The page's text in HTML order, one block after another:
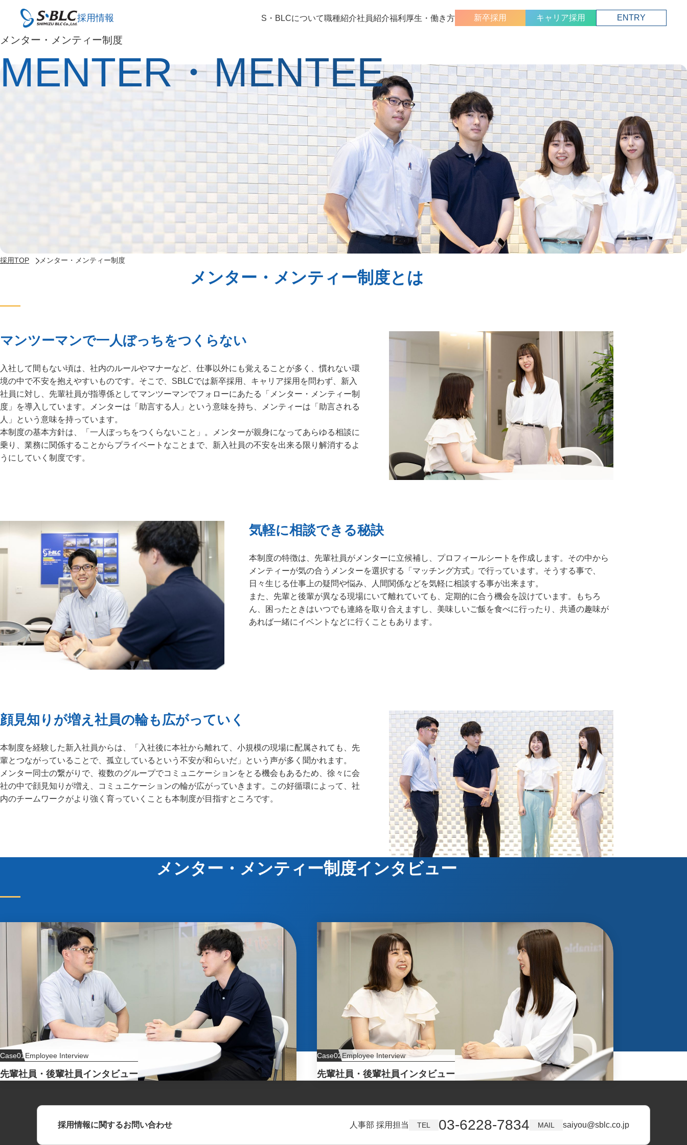
採用情報 S・BLCについて職種紹介社員紹介福利厚生・働き方 新卒採用 キャリア採用 ENTRY
メンター・メンティー制度
MENTER・MENTEE
採用TOP メンター・メンティー制度
メンター・メンティー制度とは
マンツーマンで一人ぼっちをつくらない
入社して間もない頃は、社内のルールやマナーなど、仕事以外にも覚えることが多く、慣れない環
境の中で不安を抱えやすいものです。そこで、SBLCでは新卒採用、キャリア採用を問わず、新入
社員に対し、先輩社員が指導係としてマンツーマンでフォローにあたる「メンター・メンティー制
度」を導入しています。メンターは「助言する人」という意味を持ち、メンティーは「助言される
人」という意味を持っています。
本制度の基本方針は、「一人ぼっちをつくらないこと」。メンターが親身になってあらゆる相談に
乗り、業務に関係することからプライベートなことまで、新入社員の不安を出来る限り解消するよ
うにしていく制度です。
気軽に相談できる秘訣
本制度の特徴は、先輩社員がメンターに立候補し、プロフィールシートを作成します。その中から
メンティーが気の合うメンターを選択する「マッチング方式」で行っています。そうする事で、
日々生じる仕事上の疑問や悩み、人間関係などを気軽に相談する事が出来ます。
また、先輩と後輩が異なる現場にいて離れていても、定期的に合う機会を設けています。もちろ
ん、困ったときはいつでも連絡を取り合えますし、美味しいご飯を食べに行ったり、共通の趣味が
あれば一緒にイベントなどに行くこともあります。
顔見知りが増え社員の輪も広がっていく
本制度を経験した新入社員からは、「入社後に本社から離れて、小規模の現場に配属されても、先
輩とつながっていることで、孤立しているという不安が和らいだ」という声が多く聞かれます。
メンター同士の繋がりで、複数のグループでコミュニケーションをとる機会もあるため、徐々に会
社の中で顔見知りが増え、コミュニケーションの輪が広がっていきます。この好循環によって、社
内のチームワークがより強く育っていくことも本制度が目指すところです。
メンター・メンティー制度インタビュー
Case01Employee Interview
先輩社員・後輩社員インタビュー
Case02Employee Interview
先輩社員・後輩社員インタビュー
採用情報に関するお問い合わせ 人事部 採用担当 TEL 03-6228-7834 MAIL saiyou@sblc.co.jp